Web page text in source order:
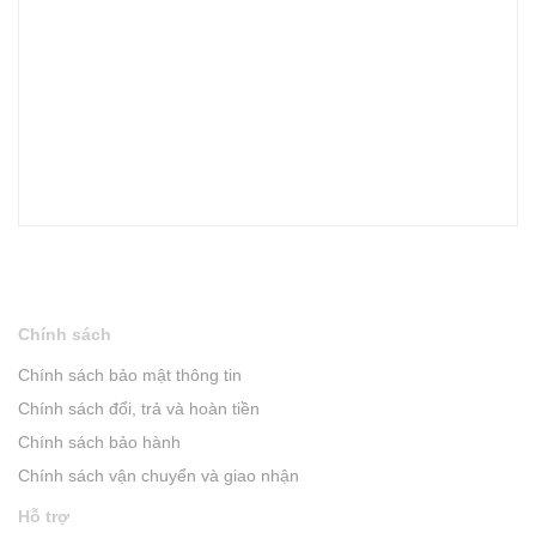
Chính sách
Chính sách bảo mật thông tin
Chính sách đổi, trả và hoàn tiền
Chính sách bảo hành
Chính sách vận chuyển và giao nhận
Hỗ trợ